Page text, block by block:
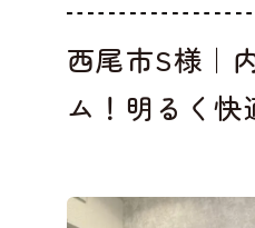
西尾市S様｜
ム！明るく快